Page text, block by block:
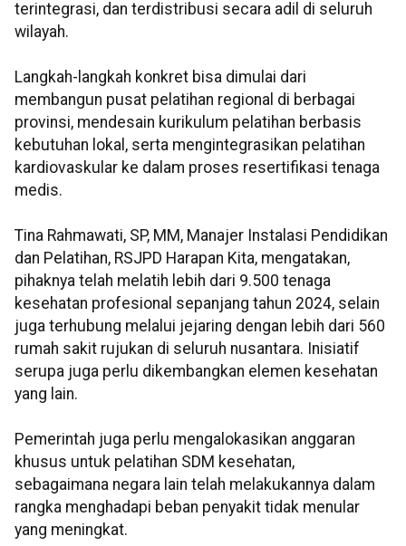
terintegrasi, dan terdistribusi secara adil di seluruh
wilayah.
Langkah-langkah konkret bisa dimulai dari
membangun pusat pelatihan regional di berbagai
provinsi, mendesain kurikulum pelatihan berbasis
kebutuhan lokal, serta mengintegrasikan pelatihan
kardiovaskular ke dalam proses resertifikasi tenaga
medis.
Tina Rahmawati, SP, MM, Manajer Instalasi Pendidikan
dan Pelatihan, RSJPD Harapan Kita, mengatakan,
pihaknya telah melatih lebih dari 9.500 tenaga
kesehatan profesional sepanjang tahun 2024, selain
juga terhubung melalui jejaring dengan lebih dari 560
rumah sakit rujukan di seluruh nusantara. Inisiatif
serupa juga perlu dikembangkan elemen kesehatan
yang lain.
Pemerintah juga perlu mengalokasikan anggaran
khusus untuk pelatihan SDM kesehatan,
sebagaimana negara lain telah melakukannya dalam
rangka menghadapi beban penyakit tidak menular
yang meningkat.